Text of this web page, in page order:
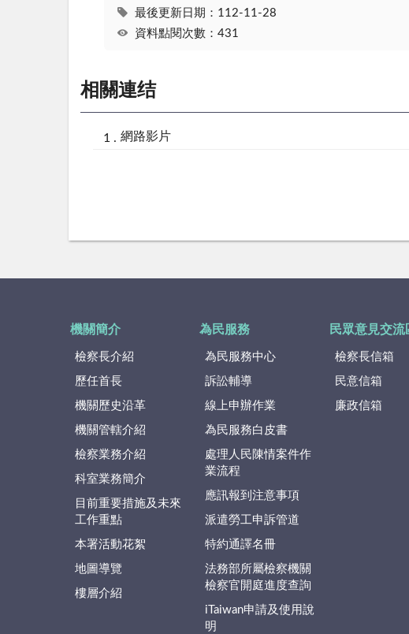
最後更新日期：112-11-28
資料點閱次數：431
相關連结
網路影片
機關簡介
檢察長介紹
歷任首長
機關歷史沿革
機關管轄介紹
檢察業務介紹
科室業務簡介
目前重要措施及未來
工作重點
本署活動花絮
地圖導覽
樓層介紹
為民服務
為民服務中心
訴訟輔導
線上申辦作業
為民服務白皮書
處理人民陳情案件作
業流程
應訊報到注意事項
派遣勞工申訴管道
特約通譯名冊
法務部所屬檢察機關
檢察官開庭進度查詢
iTaiwan申請及使用說
明
民眾意見交流
檢察長信箱
民意信箱
廉政信箱